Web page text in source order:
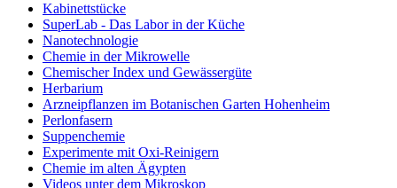
Kabinettstücke
SuperLab - Das Labor in der Küche
Nanotechnologie
Chemie in der Mikrowelle
Chemischer Index und Gewässergüte
Herbarium
Arzneipflanzen im Botanischen Garten Hohenheim
Perlonfasern
Suppenchemie
Experimente mit Oxi-Reinigern
Chemie im alten Ägypten
Videos unter dem Mikroskop